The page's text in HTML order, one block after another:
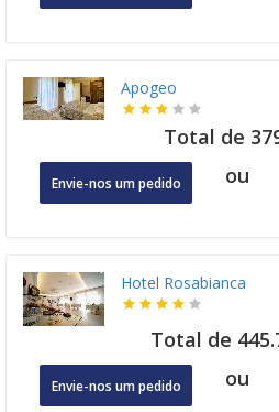
Apogeo
Total de
Envie-nos um pedido ou
Hotel Rosabianca
Total de
Envie-nos um pedido ou